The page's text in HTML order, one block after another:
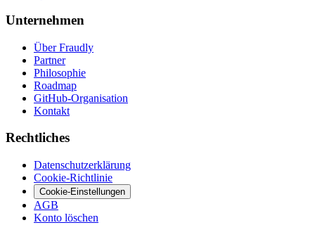
Unternehmen
Über Fraudly
Partner
Philosophie
Roadmap
GitHub-Organisation
Kontakt
Rechtliches
Datenschutzerklärung
Cookie-Richtlinie
Cookie-Einstellungen
AGB
Konto löschen